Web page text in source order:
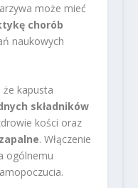
może mieć
chorób
naukowych
kapusta
składników
kości oraz
. Włączenie
ogólnemu